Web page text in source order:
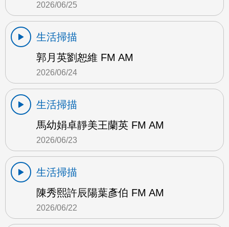
2026/06/25
生活掃描
郭月英劉恕維 FM AM
2026/06/24
生活掃描
馬幼娟卓靜美王蘭英 FM AM
2026/06/23
生活掃描
陳秀熙許辰陽葉彥伯 FM AM
2026/06/22